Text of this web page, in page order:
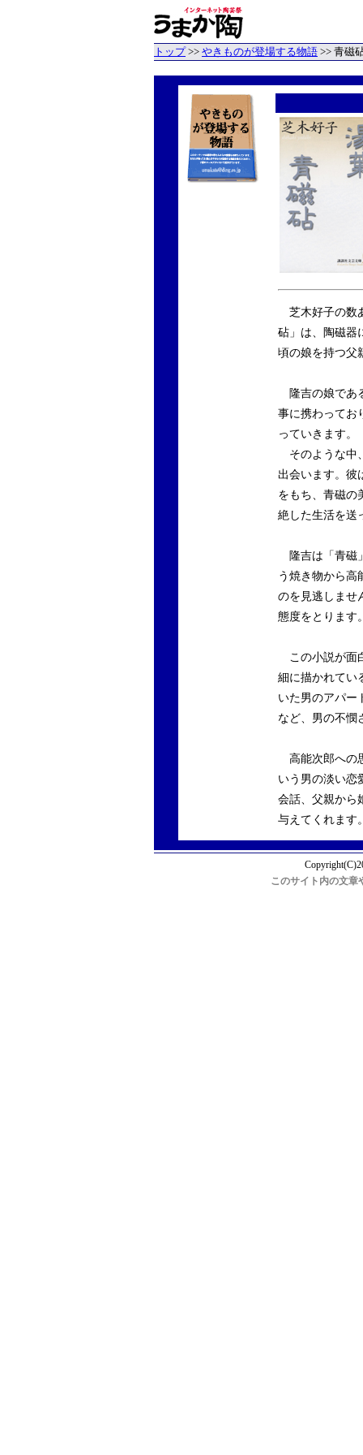
トップ>> やきものが登場する物語 >> 青磁
芝木好子の数
砧」は、陶磁器
頃の娘を持つ父
隆吉の娘であ
事に携わってお
っていきます。
そのような中
出会います。彼
をもち、青磁の
絶した生活を送
隆吉は「青磁
う焼き物から高
のを見逃しませ
態度をとります
この小説が面
細に描かれてい
いた男のアパー
など、男の不憫
高能次郎への
いう男の淡い恋
会話、父親から
与えてくれます
このサイト内の文章